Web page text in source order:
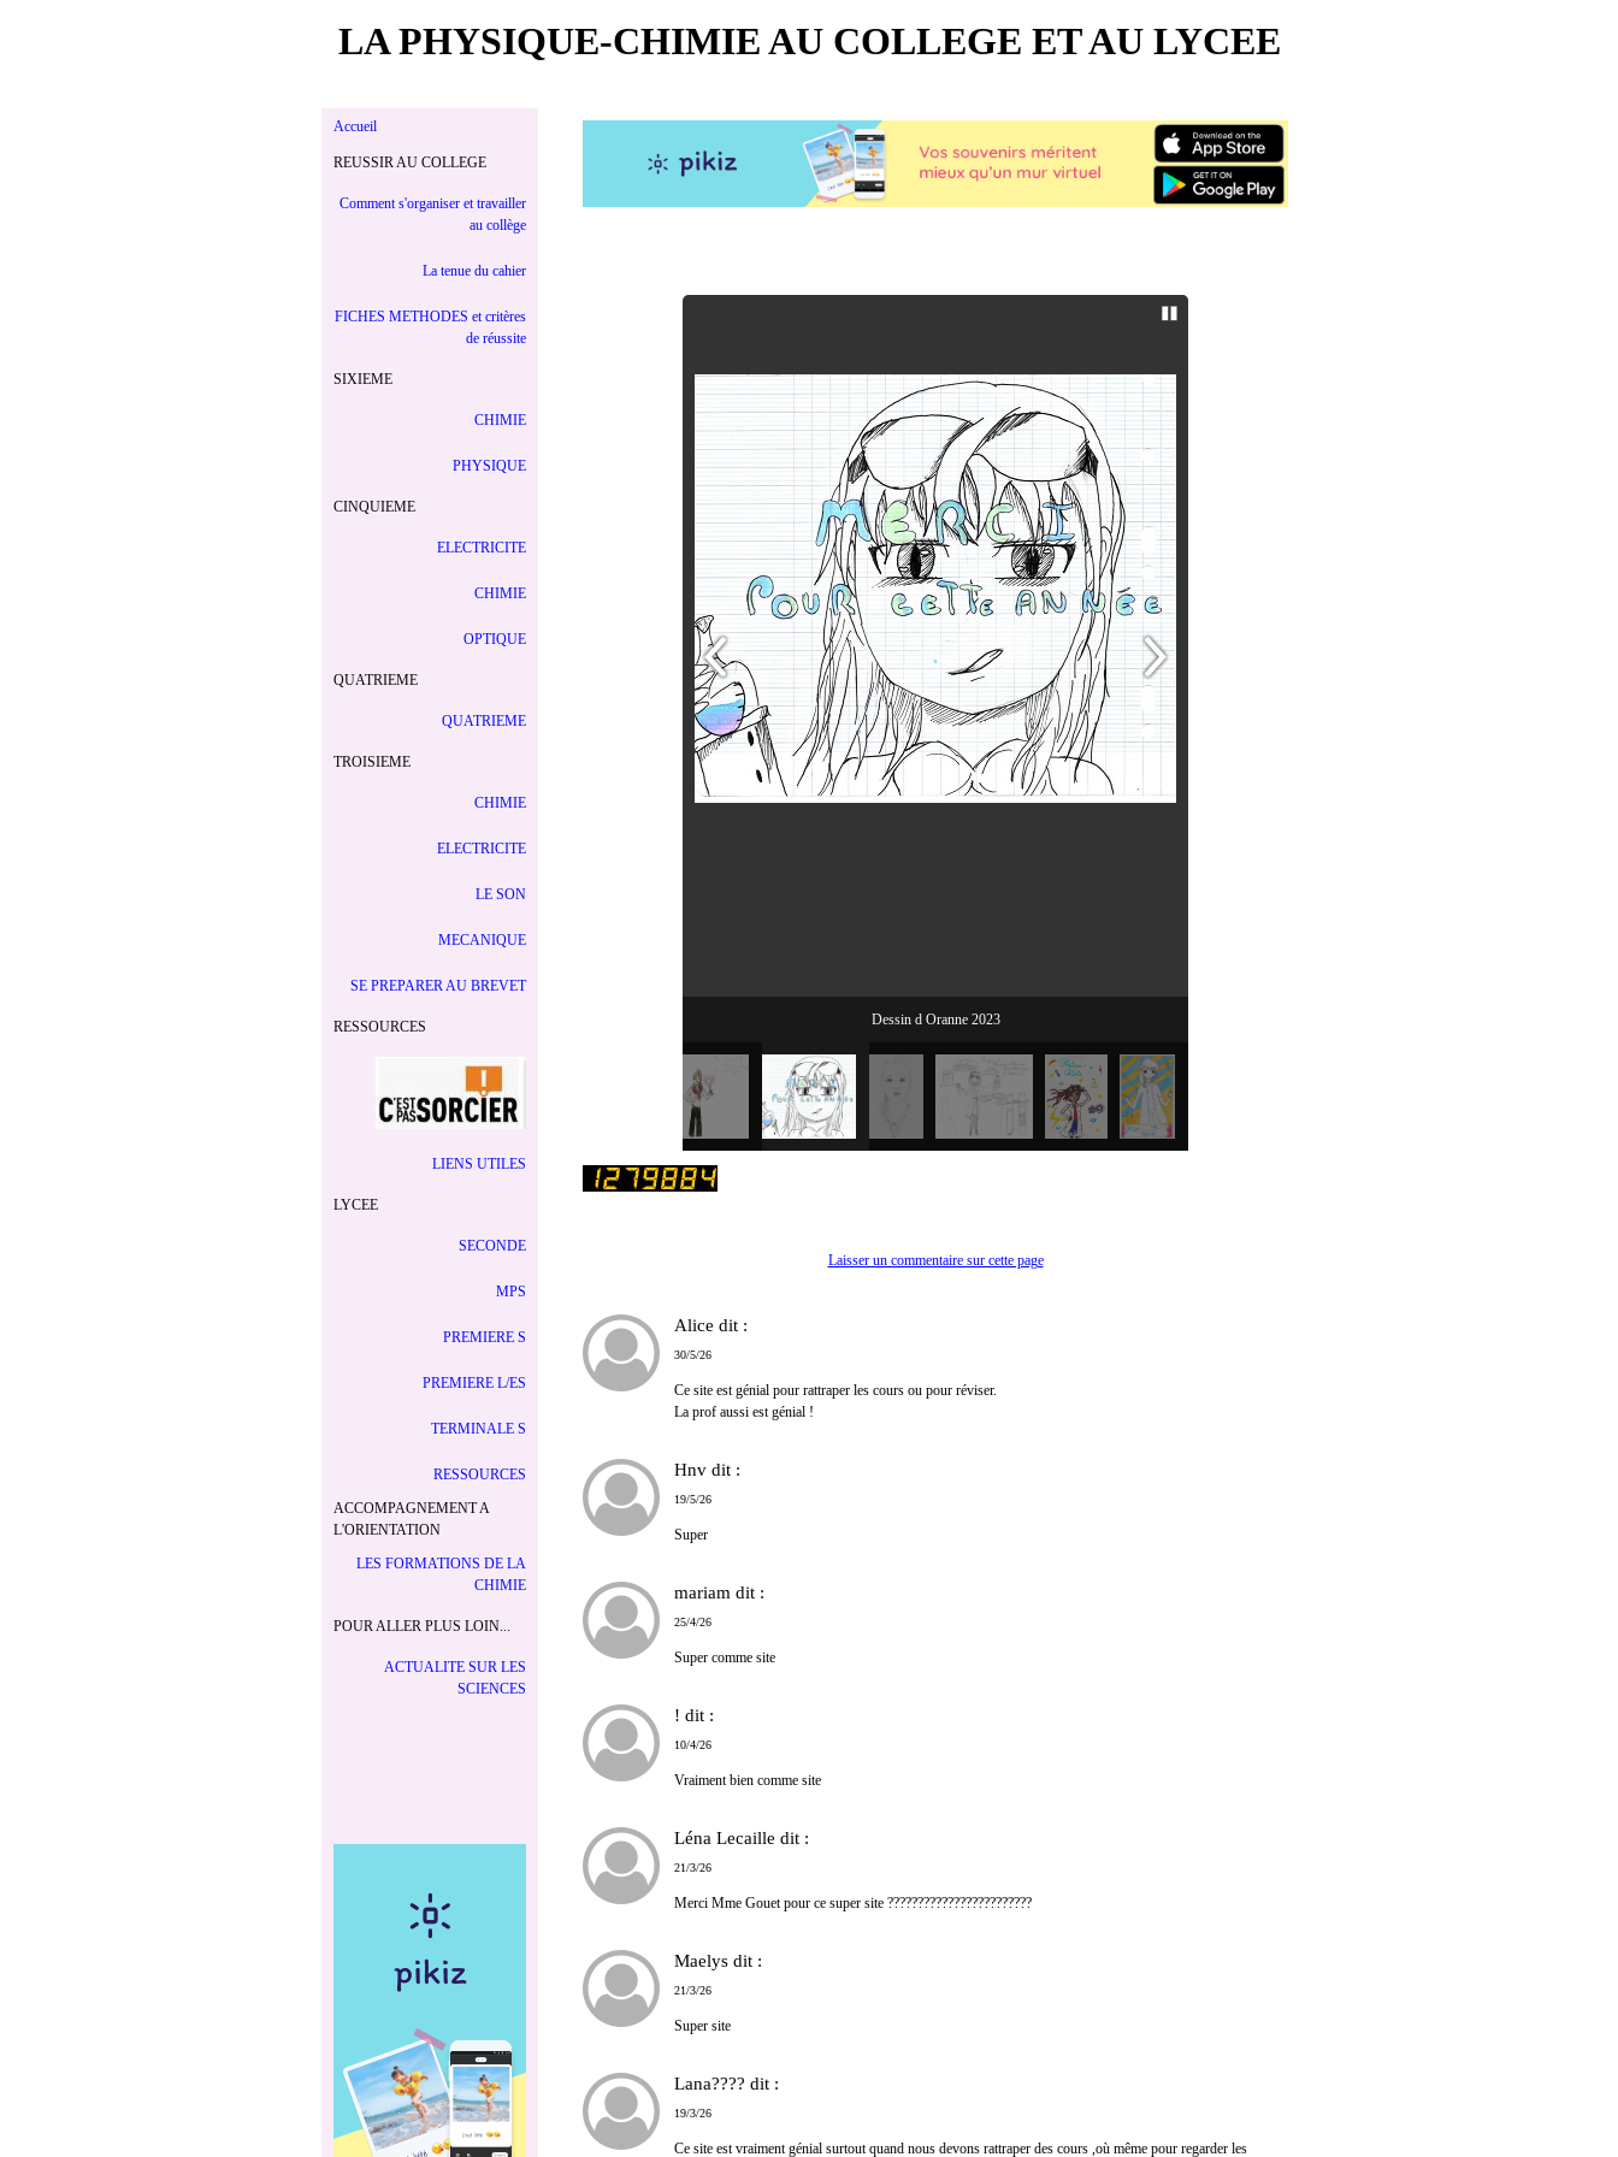
LA PHYSIQUE-CHIMIE AU COLLEGE ET AU LYCEE
Accueil
REUSSIR AU COLLEGE
Comment s'organiser et travailler
au collège
La tenue du cahier
FICHES METHODES et critères
de réussite
SIXIEME
CHIMIE
PHYSIQUE
CINQUIEME
ELECTRICITE
CHIMIE
OPTIQUE
QUATRIEME
QUATRIEME
TROISIEME
CHIMIE
ELECTRICITE
LE SON
MECANIQUE
SE PREPARER AU BREVET
RESSOURCES
LIENS UTILES
LYCEE
SECONDE
MPS
PREMIERE S
PREMIERE L/ES
TERMINALE S
RESSOURCES
ACCOMPAGNEMENT A
L'ORIENTATION
LES FORMATIONS DE LA
CHIMIE
POUR ALLER PLUS LOIN...
ACTUALITE SUR LES
SCIENCES
Dessin d Oranne 2023
Laisser un commentaire sur cette page
Alice dit :
30/5/26
Ce site est génial pour rattraper les cours ou pour réviser.
La prof aussi est génial !
Hnv dit :
19/5/26
Super
mariam dit :
25/4/26
Super comme site
! dit :
10/4/26
Vraiment bien comme site
Léna Lecaille dit :
21/3/26
Merci Mme Gouet pour ce super site ????????????????????????
Maelys dit :
21/3/26
Super site
Lana???? dit :
19/3/26
Ce site est vraiment génial surtout quand nous devons rattraper des cours ,où même pour regarder les